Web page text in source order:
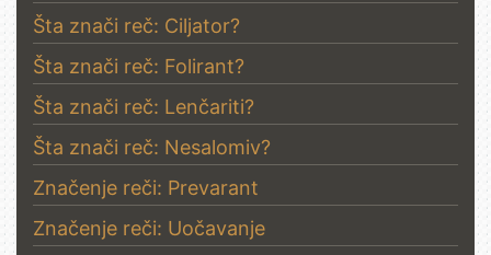
Šta znači reč: Ciljator?
Šta znači reč: Folirant?
Šta znači reč: Lenčariti?
Šta znači reč: Nesalomiv?
Značenje reči: Prevarant
Značenje reči: Uočavanje